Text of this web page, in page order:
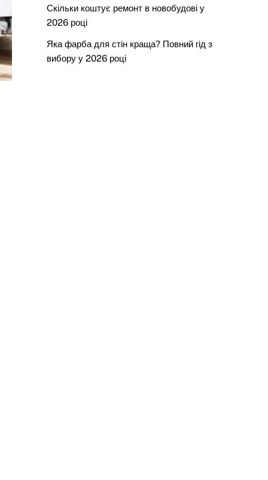
Скільки коштує ремонт в новобудові у
2026 році
Яка фарба для стін краща? Повний гід з
вибору у 2026 році